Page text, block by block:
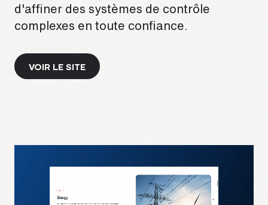
d'affiner des systèmes de contrôle
complexes en toute confiance.
VOIR LE SITE